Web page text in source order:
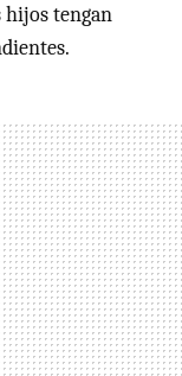
hijos tengan